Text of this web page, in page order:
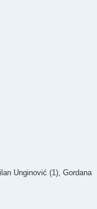
Unginović (1), Gordana